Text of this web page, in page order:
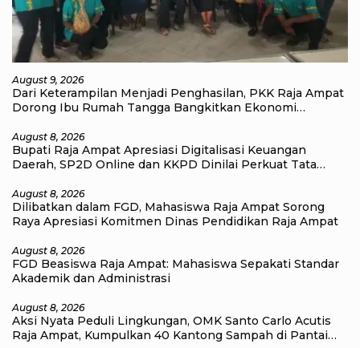
August 9, 2026
Dari Keterampilan Menjadi Penghasilan, PKK Raja Ampat
Dorong Ibu Rumah Tangga Bangkitkan Ekonomi
August 8, 2026
Bupati Raja Ampat Apresiasi Digitalisasi Keuangan
Daerah, SP2D Online dan KKPD Dinilai Perkuat Tata
August 8, 2026
Dilibatkan dalam FGD, Mahasiswa Raja Ampat Sorong
Raya Apresiasi Komitmen Dinas Pendidikan Raja Ampat
August 8, 2026
FGD Beasiswa Raja Ampat: Mahasiswa Sepakati Standar
Akademik dan Administrasi
August 8, 2026
Aksi Nyata Peduli Lingkungan, OMK Santo Carlo Acutis
Raja Ampat, Kumpulkan 40 Kantong Sampah di Pantai